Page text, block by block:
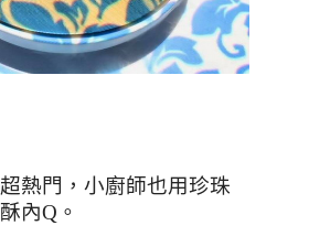
熱門，小廚師也用珍珠
內Q 。